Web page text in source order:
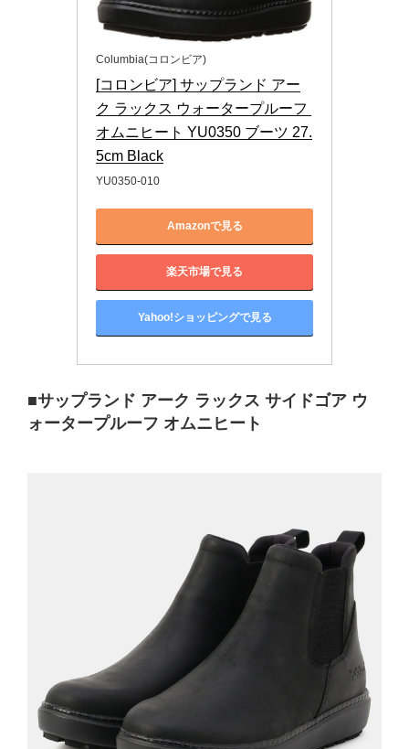
Columbia(コロンビア)
[コロンビア] サップランド アー
ク ラックス ウォータープルーフ
オムニヒート YU0350 ブーツ 27.
5cm Black
YU0350-010
Amazonで見る
楽天市場で見る
Yahoo!ショッピングで見る
■サップランド アーク ラックス サイドゴア ウ
ォータープルーフ オムニヒート